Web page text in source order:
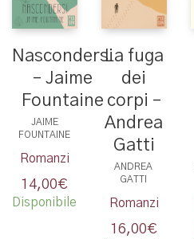
Nascondersi
– Jaime
Fountaine
JAIME
FOUNTAINE
Romanzi
14,00€
Disponibile
La fuga
dei
corpi –
Andrea
Gatti
ANDREA
GATTI
Romanzi
16,00€